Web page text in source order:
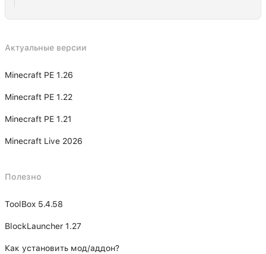
Актуальные версии
Minecraft PE 1.26
Minecraft PE 1.22
Minecraft PE 1.21
Minecraft Live 2026
Полезно
ToolBox 5.4.58
BlockLauncher 1.27
Как установить мод/аддон?